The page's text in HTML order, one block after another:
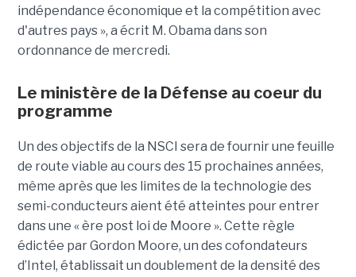
indépendance économique et la compétition avec
d'autres pays », a écrit M. Obama dans son
ordonnance de mercredi.
Le ministère de la Défense au coeur du
programme
Un des objectifs de la NSCI sera de fournir une feuille
de route viable au cours des 15 prochaines années,
même après que les limites de la technologie des
semi-conducteurs aient été atteintes pour entrer
dans une « ère post loi de Moore ». Cette règle
édictée par Gordon Moore, un des cofondateurs
d’Intel, établissait un doublement de la densité des